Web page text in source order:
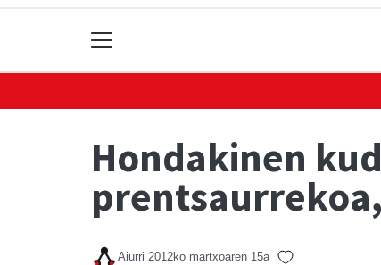
Hondakinen
Aiurri 2012ko martxoaren 15a